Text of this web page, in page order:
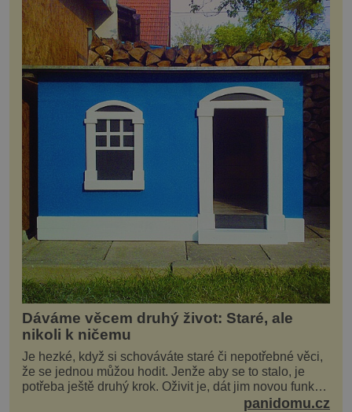
Dáváme věcem druhý život: Staré, ale
nikoli k ničemu
Je hezké, když si schováváte staré či nepotřebné věci,
že se jednou můžou hodit. Jenže aby se to stalo, je
potřeba ještě druhý krok. Oživit je, dát jim novou funkci
panidomu.cz